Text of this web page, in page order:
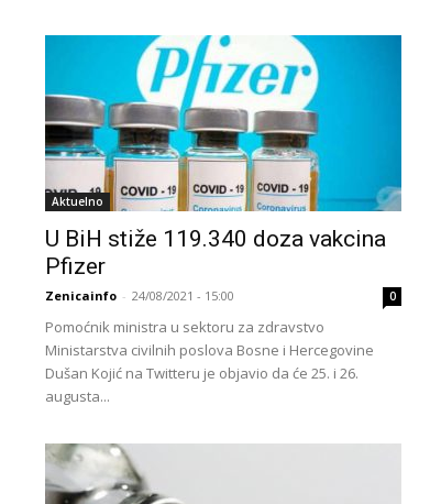
Aktuelno
U BiH stiže 119.340 doza vakcina
Pfizer
Zenicainfo - 24/08/2021 - 15:00 0
Pomoćnik ministra u sektoru za zdravstvo
Ministarstva civilnih poslova Bosne i Hercegovine
Dušan Kojić na Twitteru je objavio da će 25. i 26.
augusta...